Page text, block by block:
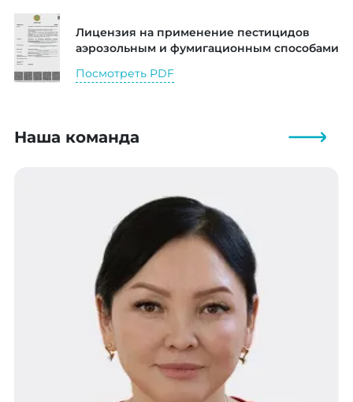
Лицензия на применение пестицидов
аэрозольным и фумигационным способами
Посмотреть PDF
Наша команда